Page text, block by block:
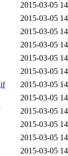
2015-03-05
2015-03-05
2015-03-05
2015-03-05
2015-03-05
2015-03-05
2015-03-05
2015-03-05
2015-03-05
2015-03-05
2015-03-05
2015-03-05